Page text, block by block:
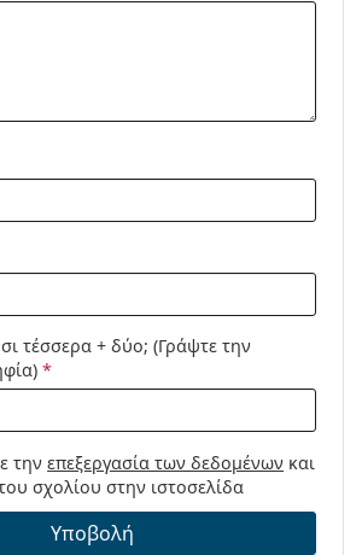
τέσσερα + δύο; (Γράψτε την
*
τηνεπεξεργασία των δεδομένων και
σχολίου στην ιστοσελίδα
Υποβολή